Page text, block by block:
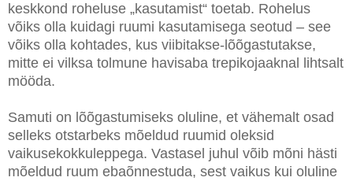
keskkond roheluse „kasutamist“ toetab. Rohelus
võiks olla kuidagi ruumi kasutamisega seotud – see
võiks olla kohtades, kus viibitakse-lõõgastutakse,
mitte ei vilksa tolmune havisaba trepikojaaknal lihtsalt
mööda.
Samuti on lõõgastumiseks oluline, et vähemalt osad
selleks otstarbeks mõeldud ruumid oleksid
vaikusekokkuleppega. Vastasel juhul võib mõni hästi
mõeldud ruum ebaõnnestuda, sest vaikus kui oluline